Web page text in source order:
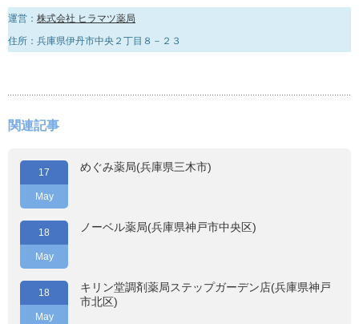
運営： 株式会社 ヒラマツ薬局
住所：兵庫県伊丹市中央２丁目８－２３
関連記事
17
May
めぐみ薬局(兵庫県三木市)
18
May
ノーベル薬局(兵庫県神戸市中央区)
18
May
キリン堂調剤薬局ステップガーデン店(兵庫県神戸
市北区)